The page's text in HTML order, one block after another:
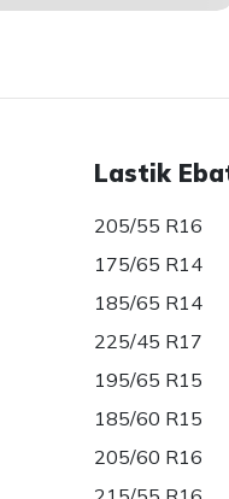
Lastik
205/55 R16
175/65 R14
185/65 R14
225/45 R17
195/65 R15
185/60 R15
205/60 R16